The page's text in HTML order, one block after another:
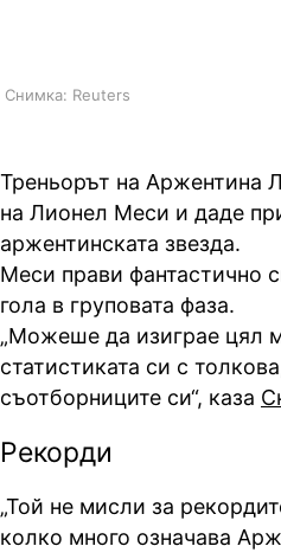
Снимка: Reuters
Треньорът на Аржентина
на Лионел Меси и даде
аржентинската звезда.
Меси прави фантастично
гола в груповата фаза.
„Можеше да изиграе цял
статистиката си с
съотборниците си“, каза
Рекорди
„Той не мисли за
колко много означава